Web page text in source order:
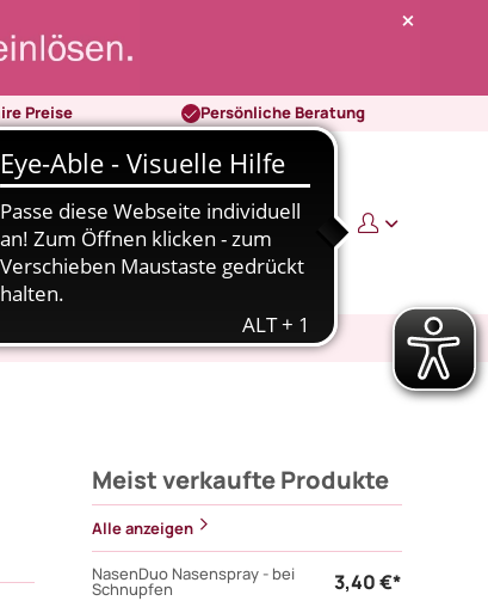
Preise Persönliche Beratung
0 0,00 €
Meist verkaufte Produkte
Alle anzeigen
NasenDuo Nasenspray - bei
Schnupfen 3,40 €*